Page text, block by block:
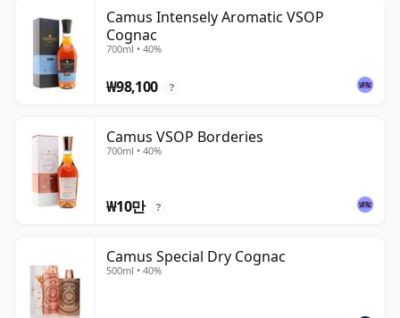
Camus Intensely Aromatic VSOP
Cognac
700ml • 40%
₩98,100 ?
Camus VSOP Borderies
700ml • 40%
₩10만 ?
Camus Special Dry Cognac
500ml • 40%